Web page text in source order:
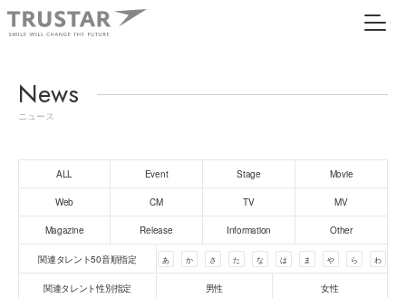
News
ニュース
ALL Event Stage Movie
Web CM TV MV
Magazine Release Information Other
関連タレント50音順指定 あ か さ た な は ま や ら わ
関連タレント性別指定 男性 女性